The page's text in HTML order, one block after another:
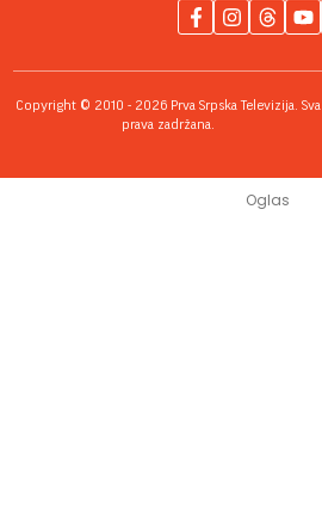
Copyright © 2010 - 2026 Prva Srpska Televizija. Sva
prava zadržana.